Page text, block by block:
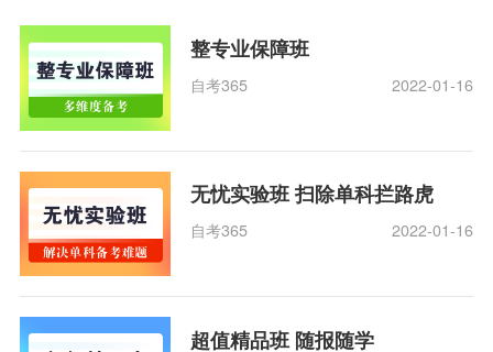
整专业保障班
自考365 2022-01-16
无忧实验班 扫除单科拦路虎
自考365 2022-01-16
超值精品班 随报随学